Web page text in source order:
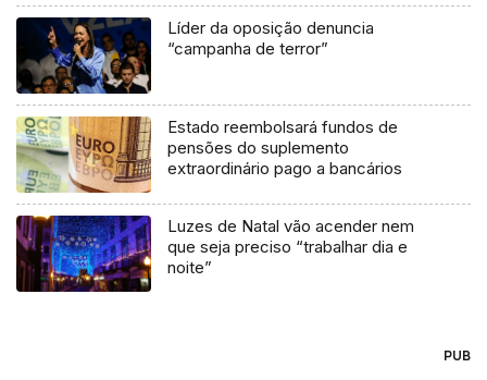
Líder da oposição denuncia
“campanha de terror”
Estado reembolsará fundos de
pensões do suplemento
extraordinário pago a bancários
Luzes de Natal vão acender nem
que seja preciso “trabalhar dia e
noite”
PUB